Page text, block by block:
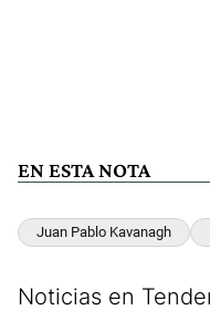
EN ESTA NOTA
Juan Pablo Kavanagh
Noticias en